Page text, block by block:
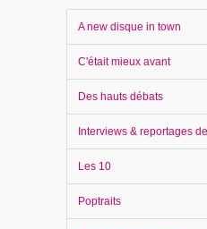
A new disque in town
C'était mieux avant
Des hauts débats
Interviews & reportages
Les 10
Poptraits